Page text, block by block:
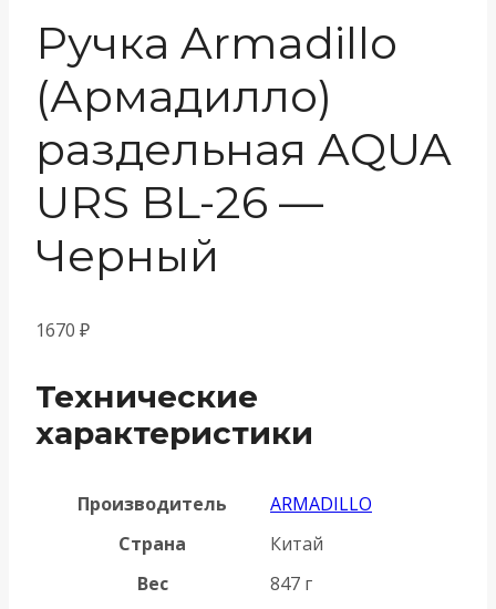
Ручка Armadillo
(Армадилло)
раздельная AQUA
URS BL-26 —
Черный
1670 ₽
Технические
характеристики
Производитель
ARMADILLO
Страна
Китай
Вес
847 г